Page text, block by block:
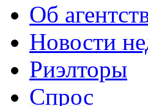
Об
Новости
Риэлторы
Спрос